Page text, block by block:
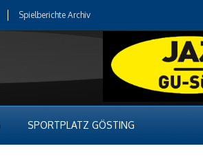
Spielberichte Archiv
SPORTPLATZ GÖSTING